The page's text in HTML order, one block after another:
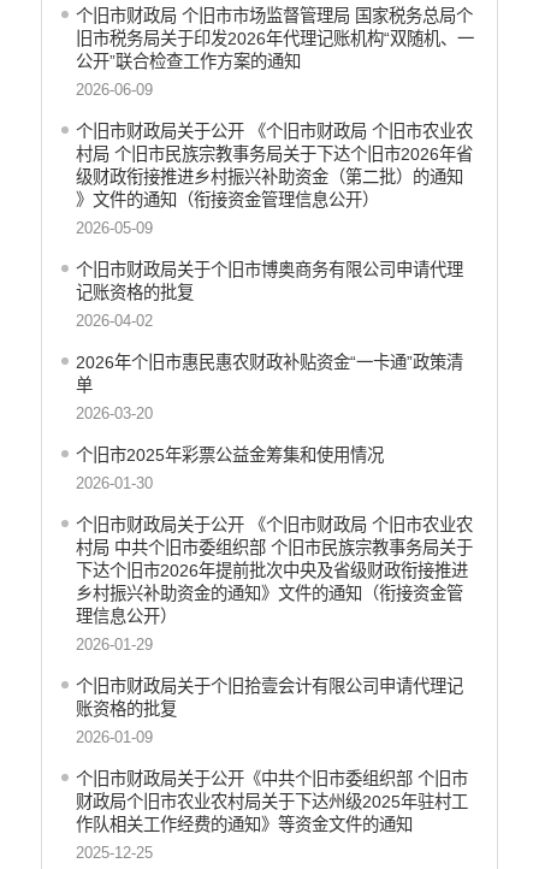
住房和建设
自然资源
公共资源交易信息
统计信息
地方志
云南省新闻发布厅
权责清单
行政许可
行政处罚和行政强制
减税降费
稳岗就业
乡村振兴
生态环境
义务教育
医疗卫生
重大建设项目
社会救助
产品质量
安全生产
个旧市财政局 个旧市市场监督管理局 国家税务总局个
旧市税务局关于印发2026年代理记账机构“双随机、一
公开”联合检查工作方案的通知
2026-06-09
个旧市财政局关于公开 《个旧市财政局 个旧市农业农
村局 个旧市民族宗教事务局关于下达个旧市2026年省
级财政衔接推进乡村振兴补助资金（第二批）的通知
》文件的通知（衔接资金管理信息公开）
2026-05-09
个旧市财政局关于个旧市博奥商务有限公司申请代理
记账资格的批复
2026-04-02
2026年个旧市惠民惠农财政补贴资金“一卡通”政策清
单
2026-03-20
个旧市2025年彩票公益金筹集和使用情况
2026-01-30
个旧市财政局关于公开 《个旧市财政局 个旧市农业农
村局 中共个旧市委组织部 个旧市民族宗教事务局关于
下达个旧市2026年提前批次中央及省级财政衔接推进
乡村振兴补助资金的通知》文件的通知（衔接资金管
理信息公开）
2026-01-29
个旧市财政局关于个旧拾壹会计有限公司申请代理记
账资格的批复
2026-01-09
个旧市财政局关于公开《中共个旧市委组织部 个旧市
财政局个旧市农业农村局关于下达州级2025年驻村工
作队相关工作经费的通知》等资金文件的通知
2025-12-25